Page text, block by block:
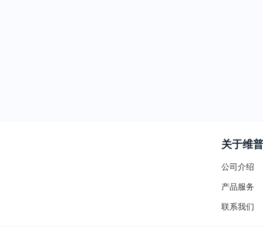
关于维普
公司介绍
产品服务
联系我们